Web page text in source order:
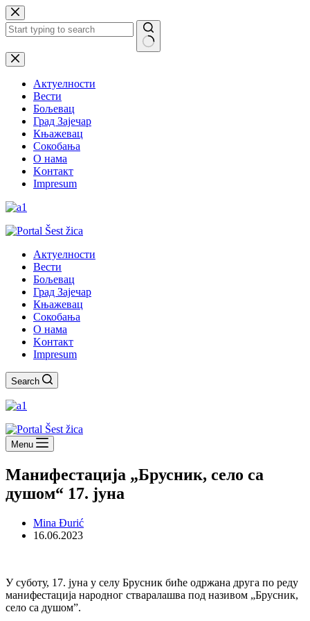
Skip
to
content
No
results
Актуелности
Вести
Бољевац
Град Зајечар
Књажевац
Сокобања
O нама
Kонтакт
Impresum
Актуелности
Вести
Бољевац
Град Зајечар
Књажевац
Сокобања
O нама
Kонтакт
Impresum
Search
Menu
Манифестација „Брусник, село са
душом“ 17. јуна
Mina Đurić
16.06.2023
У суботу, 17. јуна у селу Брусник биће одржана друга по реду
манифестација народног стваралашва под називом „Брусник,
село са душом”.